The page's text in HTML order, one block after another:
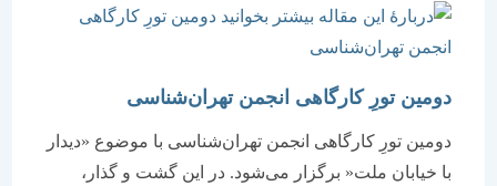
دومین تورِ کارگاهی انجمن تهران‌شناسی
دومین تورِ کارگاهی انجمن تهران‌شناسی با موضوع «دیدار
با خیابان ملت« برگزار می‌شود. در این گشت و گذار،